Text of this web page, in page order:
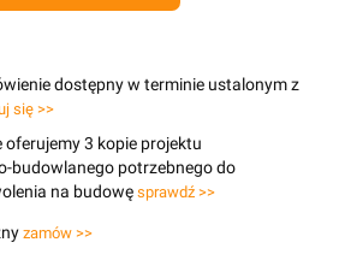
dostępny w terminie ustalonym z
się >>
oferujemy 3 kopie projektu
budowlanego potrzebnego do
na budowę sprawdź >>
zamów >>